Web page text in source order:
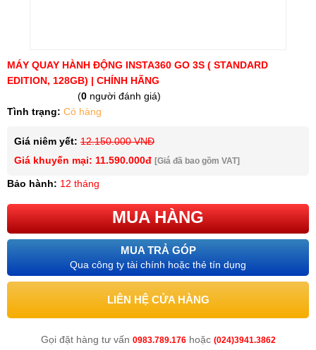
MÁY QUAY HÀNH ĐỘNG INSTA360 GO 3S ( STANDARD
EDITION, 128GB) | CHÍNH HÃNG
(0 người đánh giá)
Tình trạng: Có hàng
Giá niêm yết: 12.150.000 VNĐ
Giá khuyến mại: 11.590.000đ [Giá đã bao gồm VAT]
Bảo hành: 12 tháng
MUA HÀNG
MUA TRẢ GÓP
Qua công ty tài chính hoặc thẻ tín dụng
LIÊN HỆ CỬA HÀNG
Gọi đặt hàng tư vấn 0983.789.176hoặc (024)3941.3862